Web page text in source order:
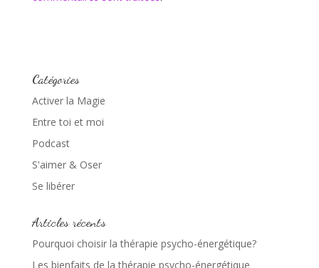
Catégories
Activer la Magie
Entre toi et moi
Podcast
S'aimer & Oser
Se libérer
Articles récents
Pourquoi choisir la thérapie psycho-énergétique?
Les bienfaits de la thérapie psycho-énergétique